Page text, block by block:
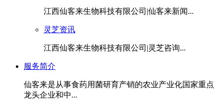
江西仙客来生物科技有限公司|仙客来新闻...
灵芝资讯
江西仙客来生物科技有限公司|灵芝咨询...
服务简介
仙客来是从事食药用菌研育产销的农业产业化国家重点
龙头企业和中...